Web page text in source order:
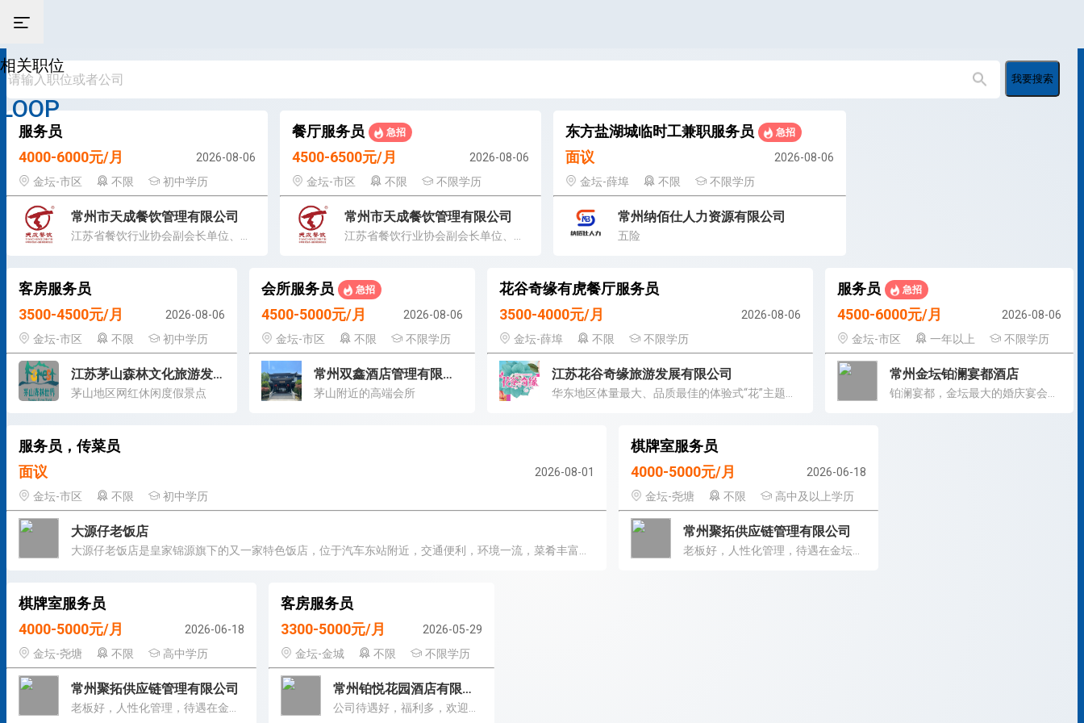
相关职位
LOOP
我要搜索
服务员
4000-6000元/月
2026-08-06
金坛-市区
不限 初中学历
常州市天成餐饮管理有限公司
餐厅服务员 急招
4500-6500元/月
2026-08-06
金坛-市区
不限 不限学历
常州市天成餐饮管理有限公司
东方盐湖城临时工兼职服务员 急招
面议
2026-08-06
金坛-薛埠
不限 不限学历
常州纳佰仕人力资源有限公司
五险
客房服务员
3500-4500元/月
2026-08-06
金坛-市区
不限 初中学历
江苏茅山森林文化旅游发展有限公司
茅山地区网红休闲度假景点
会所服务员 急招
4500-5000元/月
2026-08-06
金坛-市区
不限 不限学历
常州双鑫酒店管理有限公司
茅山附近的高端会所
花谷奇缘有虎餐厅服务员
3500-4000元/月
2026-08-06
金坛-薛埠
不限 不限学历
江苏花谷奇缘旅游发展有限公司
服务员 急招
4500-6000元/月
2026-08-06
金坛-市区
一年以上 不限学历
常州金坛铂澜宴都酒店
服务员，传菜员
面议
2026-08-01
金坛-市区
不限 初中学历
大源仔老饭店
棋牌室服务员
4000-5000元/月
2026-06-18
金坛-尧塘
不限 高中及以上学历
常州聚拓供应链管理有限公司
棋牌室服务员
4000-5000元/月
2026-06-18
金坛-尧塘
不限 高中学历
常州聚拓供应链管理有限公司
客房服务员
3300-5000元/月
2026-05-29
金坛-金城
不限 不限学历
常州铂悦花园酒店有限公司